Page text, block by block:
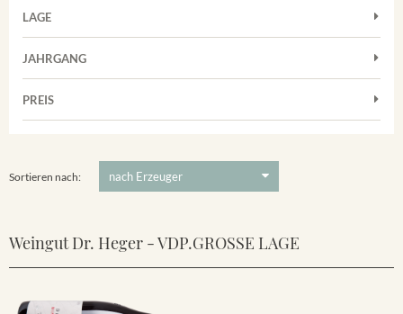
Weißwein
Grauburgunder
Riesling
LAGE
Achkarrer Schlossberg
Vorderer Winklerberg
Winklerberg Hinter Winklen
JAHRGANG
PREIS
Sortieren nach:
Weingut Dr. Heger - VDP.GROSSE LAGE